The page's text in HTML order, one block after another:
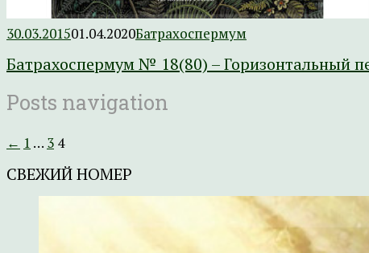
30.03.201501.04.2020Батрахоспермум
Батрахоспермум № 18(80) – Горизонтальный
Posts navigation
← 1 … 3 4
СВЕЖИЙ НОМЕР